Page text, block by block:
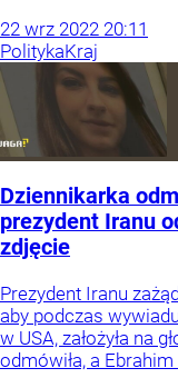
22 wrz 2022 20:11
PolitykaKraj
Dziennikarka
prezydent Iranu
zdjęcie
Prezydent Iranu
aby podczas
w USA, założyła na
odmówiła, a